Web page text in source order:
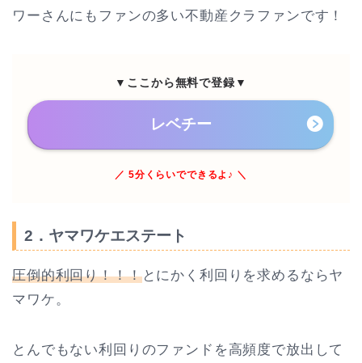
ワーさんにもファンの多い不動産クラファンです！
▼ここから無料で登録▼
レベチー
／ 5分くらいでできるよ♪ ＼
2．ヤマワケエステート
圧倒的利回り！！！とにかく利回りを求めるならヤ
マワケ。
とんでもない利回りのファンドを高頻度で放出して